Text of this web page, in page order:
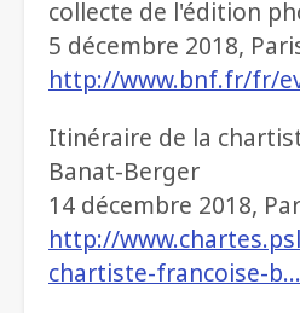
collecte de l'édition
5 décembre 2018,
http://www.bnf.fr/fr/
Itinéraire de la
Banat-Berger
14 décembre 2018,
http://
chartiste-francoise-b…